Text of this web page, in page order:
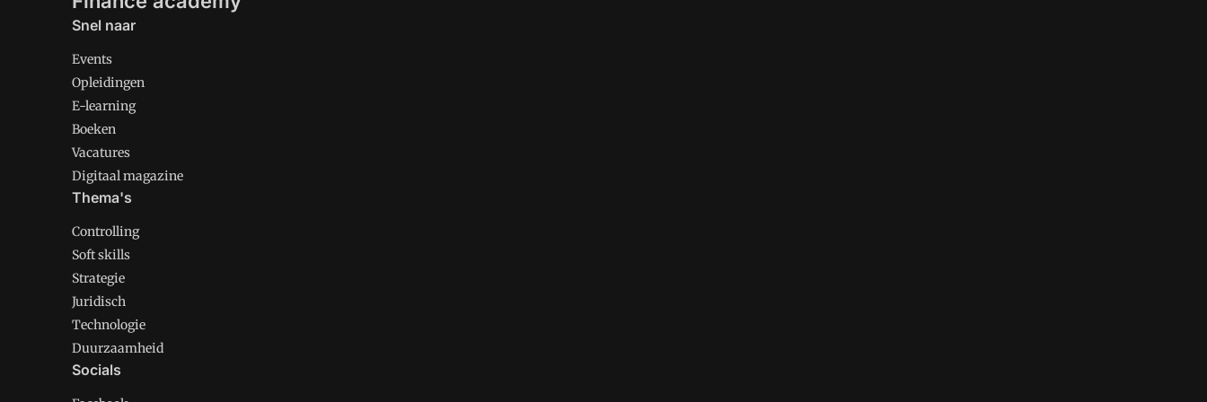
Snel naar
Events
Opleidingen
E-learning
Boeken
Vacatures
Digitaal magazine
Thema's
Controlling
Soft skills
Strategie
Juridisch
Technologie
Duurzaamheid
Socials